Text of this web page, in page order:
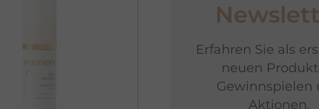
Erfahren Sie als
neuen
Gewinnspielen
Aktionen.